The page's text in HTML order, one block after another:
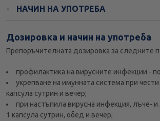
НАЧИН НА УПОТРЕБА
Дозировка и начин на употреба
Препоръчителната дозировка за следните
профилактика на вирусните инфекции -
укрепване на имунната система при
капсула сутрин и вечер;
при настъпила вирусна инфекция, лъче-
1 капсула сутрин, обед и вечер;